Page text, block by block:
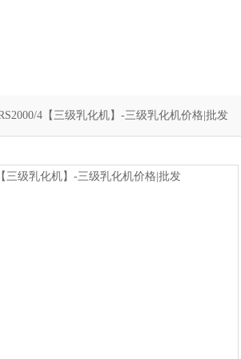
4【三级乳化机】-三级乳化机价格|批发